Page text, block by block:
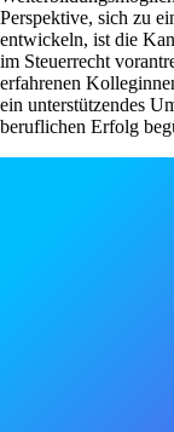
Perspektive, sich zu
entwickeln, ist die
im Steuerrecht
erfahrenen
ein unterstützendes
beruflichen Erfolg